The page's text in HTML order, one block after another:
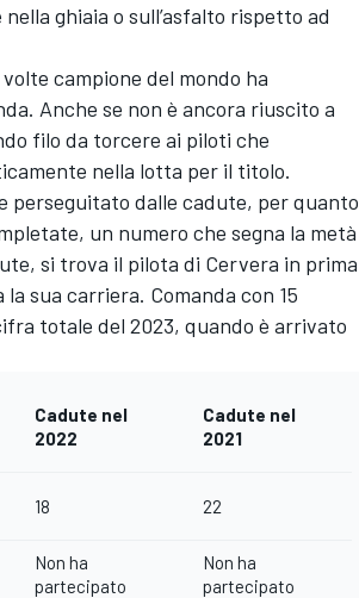
ghiaia o sull’asfalto rispetto ad
volte campione del mondo ha
Anche se non è ancora riuscito a
filo da torcere ai piloti che
nella lotta per il titolo.
perseguitato dalle cadute, per quanto
un numero che segna la metà
si trova il pilota di Cervera in prima
sua carriera. Comanda con 15
totale del 2023, quando è arrivato
Cadute nel
2022
Cadute nel
2021
18 22
Non ha
partecipato
Non ha
partecipato